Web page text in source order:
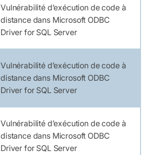
Vulnérabilité d’exécution de code à
distance dans Microsoft ODBC
Driver for SQL Server
Vulnérabilité d’exécution de code à
distance dans Microsoft ODBC
Driver for SQL Server
Vulnérabilité d’exécution de code à
distance dans Microsoft ODBC
Driver for SQL Server